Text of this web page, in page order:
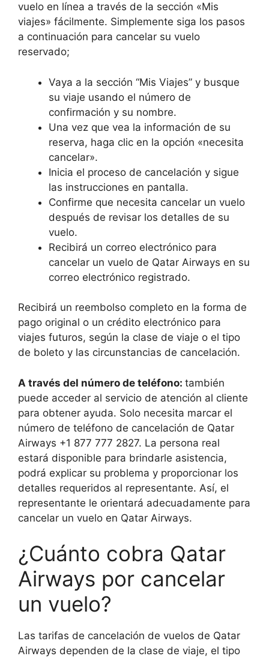
vuelo en línea a través de la sección «Mis
viajes» fácilmente. Simplemente siga los pasos
a continuación para cancelar su vuelo
reservado;
Vaya a la sección “Mis Viajes” y busque
su viaje usando el número de
confirmación y su nombre.
Una vez que vea la información de su
reserva, haga clic en la opción «necesita
cancelar».
Inicia el proceso de cancelación y sigue
las instrucciones en pantalla.
Confirme que necesita cancelar un vuelo
después de revisar los detalles de su
vuelo.
Recibirá un correo electrónico para
cancelar un vuelo de Qatar Airways en su
correo electrónico registrado.
Recibirá un reembolso completo en la forma de
pago original o un crédito electrónico para
viajes futuros, según la clase de viaje o el tipo
de boleto y las circunstancias de cancelación.
A través del número de teléfono: también
puede acceder al servicio de atención al cliente
para obtener ayuda. Solo necesita marcar el
número de teléfono de cancelación de Qatar
Airways +1 877 777 2827. La persona real
estará disponible para brindarle asistencia,
podrá explicar su problema y proporcionar los
detalles requeridos al representante. Así, el
representante le orientará adecuadamente para
cancelar un vuelo en Qatar Airways.
¿Cuánto cobra Qatar
Airways por cancelar
un vuelo?
Las tarifas de cancelación de vuelos de Qatar
Airways dependen de la clase de viaje, el tipo